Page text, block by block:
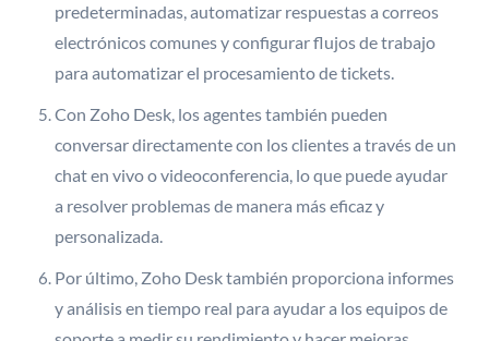
predeterminadas, automatizar respuestas a correos
electrónicos comunes y configurar flujos de trabajo
para automatizar el procesamiento de tickets.
Con Zoho Desk, los agentes también pueden
conversar directamente con los clientes a través de un
chat en vivo o videoconferencia, lo que puede ayudar
a resolver problemas de manera más eficaz y
personalizada.
Por último, Zoho Desk también proporciona informes
y análisis en tiempo real para ayudar a los equipos de